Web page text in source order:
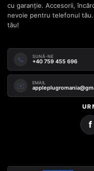
cu garanție. Accesorii,
nevoie pentru telefonul
tău!
📞 SUNĂ-NE
+40 759 455 696
✉️ EMAIL
f